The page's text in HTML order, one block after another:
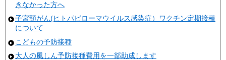
きなかった方へ
子宮頸がん(ヒトパピローマウイルス感染症）ワクチン定期接種
について
こどもの予防接種
大人の風しん予防接種費用を一部助成します